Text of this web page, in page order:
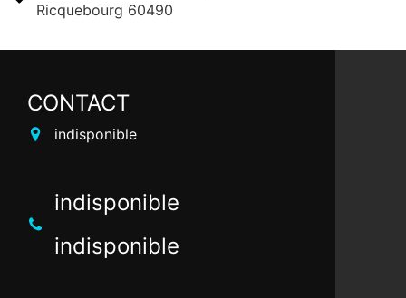
Ricquebourg 60490
CONTACT
indisponible
indisponible
indisponible